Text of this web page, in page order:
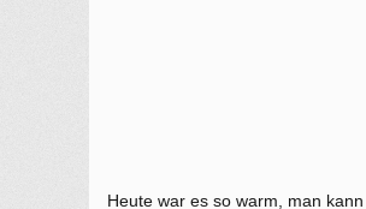
Heute war es so warm, man